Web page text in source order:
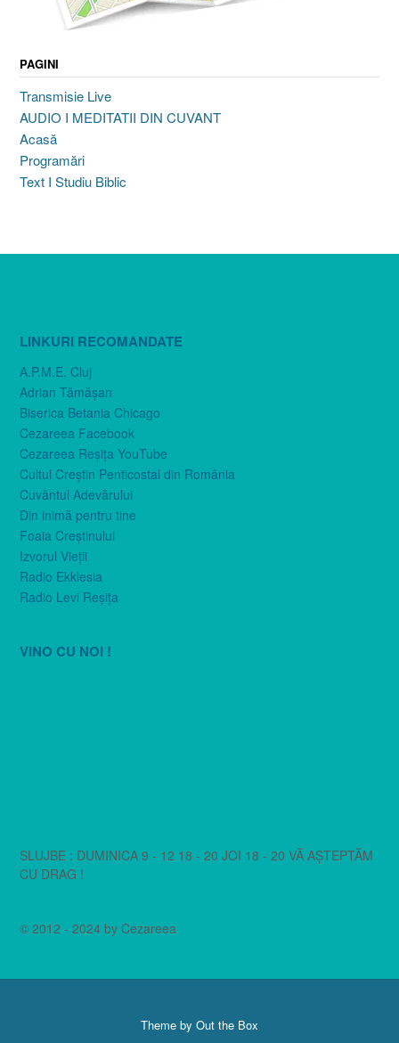
PAGINI
Transmisie Live
AUDIO I MEDITATII DIN CUVANT
Acasă
Programări
Text I Studiu Biblic
LINKURI RECOMANDATE
A.P.M.E. Cluj
Adrian Tămăşan
Biserica Betania Chicago
Cezareea Facebook
Cezareea Reşiţa YouTube
Cultul Creştin Penticostal din România
Cuvântul Adevărului
Din inimă pentru tine
Foaia Creştinului
Izvorul Vieţii
Radio Ekklesia
Radio Levi Reşiţa
VINO CU NOI !
SLUJBE : DUMINICA 9 - 12 18 - 20 JOI 18 - 20 VĂ AȘTEPTĂM
CU DRAG !
© 2012 - 2024 by Cezareea
Theme by Out the Box